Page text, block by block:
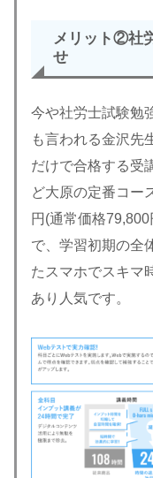
メリット②社
せ
今や社労士試験勉
も言われる金沢先
だけで合格する受
ど大原の定番コー
円(通常価格
で、学習初期の全
たスマホでスキマ
あり人気です。